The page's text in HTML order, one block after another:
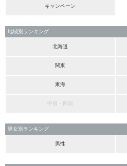
キャンペーン
地域別ランキング
北海道
関東
東海
中国・四国
男女別ランキング
男性